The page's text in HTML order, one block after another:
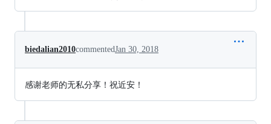
biedalian2010commentedJan 30, 2018
感谢老师的无私分享！祝近安！